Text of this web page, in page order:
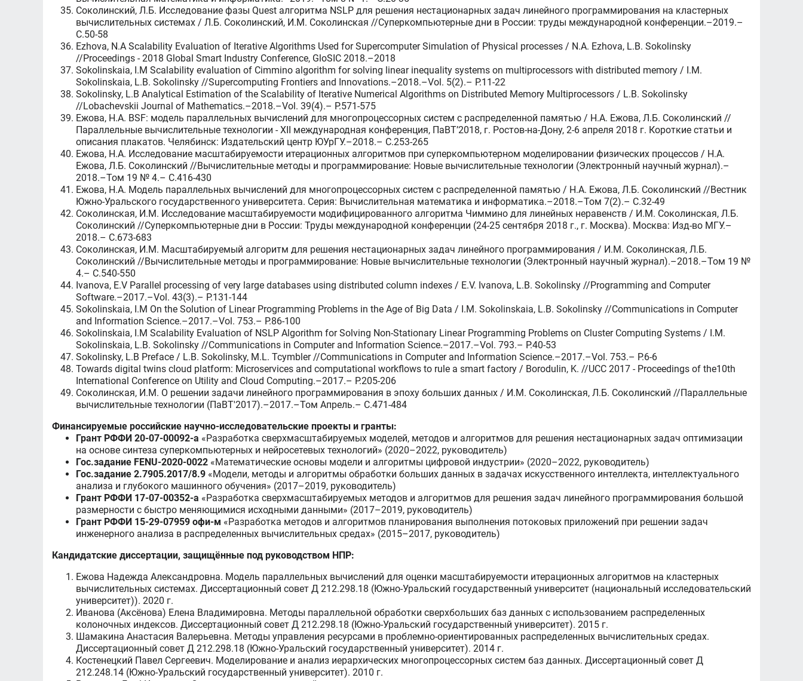
Соколинский, Л.Б. Исследование фазы Quest алгоритма NSLP для решения нестационарных задач линейного программирования на кластерных
вычислительных системах / Л.Б. Соколинский, И.М. Соколинская //Суперкомпьютерные дни в России: труды международной конференции.–2019.–
C.50-58
Ezhova, N.A Scalability Evaluation of Iterative Algorithms Used for Supercomputer Simulation of Physical processes / N.A. Ezhova, L.B. Sokolinsky
//Proceedings - 2018 Global Smart Industry Conference, GloSIC 2018.–2018
Sokolinskaia, I.M Scalability evaluation of Cimmino algorithm for solving linear inequality systems on multiprocessors with distributed memory / I.M.
Sokolinskaia, L.B. Sokolinsky //Supercomputing Frontiers and Innovations.–2018.–Vol. 5(2).– P.11-22
Sokolinsky, L.B Analytical Estimation of the Scalability of Iterative Numerical Algorithms on Distributed Memory Multiprocessors / L.B. Sokolinsky
//Lobachevskii Journal of Mathematics.–2018.–Vol. 39(4).– P.571-575
Ежова, Н.А. BSF: модель параллельных вычислений для многопроцессорных систем с распределенной памятью / Н.А. Ежова, Л.Б. Соколинский //
Параллельные вычислительные технологии - XII международная конференция, ПаВТ’2018, г. Ростов-на-Дону, 2-6 апреля 2018 г. Короткие статьи и
описания плакатов. Челябинск: Издательский центр ЮУрГУ.–2018.– C.253-265
Ежова, Н.А. Исследование масштабируемости итерационных алгоритмов при суперкомпьютерном моделировании физических процессов / Н.А.
Ежова, Л.Б. Соколинский //Вычислительные методы и программирование: Новые вычислительные технологии (Электронный научный журнал).–
2018.–Том 19 № 4.– C.416-430
Ежова, Н.А. Модель параллельных вычислений для многопроцессорных систем с распределенной памятью / Н.А. Ежова, Л.Б. Соколинский //Вестник
Южно-Уральского государственного университета. Серия: Вычислительная математика и информатика.–2018.–Том 7(2).– C.32-49
Соколинская, И.М. Исследование масштабируемости модифицированного алгоритма Чиммино для линейных неравенств / И.М. Соколинская, Л.Б.
Соколинский //Суперкомпьютерные дни в России: Труды международной конференции (24-25 сентября 2018 г., г. Москва). Москва: Изд-во МГУ.–
2018.– C.673-683
Соколинская, И.М. Масштабируемый алгоритм для решения нестационарных задач линейного программирования / И.М. Соколинская, Л.Б.
Соколинский //Вычислительные методы и программирование: Новые вычислительные технологии (Электронный научный журнал).–2018.–Том 19 №
4.– C.540-550
Ivanova, E.V Parallel processing of very large databases using distributed column indexes / E.V. Ivanova, L.B. Sokolinsky //Programming and Computer
Software.–2017.–Vol. 43(3).– P.131-144
Sokolinskaia, I.M On the Solution of Linear Programming Problems in the Age of Big Data / I.M. Sokolinskaia, L.B. Sokolinsky //Communications in Computer
and Information Science.–2017.–Vol. 753.– P.86-100
Sokolinskaia, I.M Scalability Evaluation of NSLP Algorithm for Solving Non-Stationary Linear Programming Problems on Cluster Computing Systems / I.M.
Sokolinskaia, L.B. Sokolinsky //Communications in Computer and Information Science.–2017.–Vol. 793.– P.40-53
Sokolinsky, L.B Preface / L.B. Sokolinsky, M.L. Tcymbler //Communications in Computer and Information Science.–2017.–Vol. 753.– P.6-6
Towards digital twins cloud platform: Microservices and computational workflows to rule a smart factory / Borodulin, K. //UCC 2017 - Proceedings of the10th
International Conference on Utility and Cloud Computing.–2017.– P.205-206
Соколинская, И.М. О решении задачи линейного программирования в эпоху больших данных / И.М. Соколинская, Л.Б. Соколинский //Параллельные
вычислительные технологии (ПаВТ'2017).–2017.–Том Апрель.– C.471-484
Финансируемые российские научно-исследовательские проекты и гранты:
Грант РФФИ 20-07-00092-а «Разработка сверхмасштабируемых моделей, методов и алгоритмов для решения нестационарных задач оптимизации
на основе синтеза суперкомпьютерных и нейросетевых технологий» (2020–2022, руководитель)
Гос.задание FENU-2020-0022 «Математические основы модели и алгоритмы цифровой индустрии» (2020–2022, руководитель)
Гос.задание 2.7905.2017/8.9 «Модели, методы и алгоритмы обработки больших данных в задачах искусственного интеллекта, интеллектуального
анализа и глубокого машинного обучения» (2017–2019, руководитель)
Грант РФФИ 17-07-00352-а «Разработка сверхмасштабируемых методов и алгоритмов для решения задач линейного программирования большой
размерности с быстро меняющимися исходными данными» (2017–2019, руководитель)
Грант РФФИ 15-29-07959 офи-м «Разработка методов и алгоритмов планирования выполнения потоковых приложений при решении задач
инженерного анализа в распределенных вычислительных средах» (2015–2017, руководитель)
Кандидатские диссертации, защищённые под руководством НПР:
Ежова Надежда Александровна. Модель параллельных вычислений для оценки масштабируемости итерационных алгоритмов на кластерных
вычислительных системах. Диссертационный совет Д 212.298.18 (Южно-Уральский государственный университет (национальный исследовательский
университет)). 2020 г.
Иванова (Аксёнова) Елена Владимировна. Методы параллельной обработки сверхбольших баз данных с использованием распределенных
колоночных индексов. Диссертационный совет Д 212.298.18 (Южно-Уральский государственный университет). 2015 г.
Шамакина Анастасия Валерьевна. Методы управления ресурсами в проблемно-ориентированных распределенных вычислительных средах.
Диссертационный совет Д 212.298.18 (Южно-Уральский государственный университет). 2014 г.
Костенецкий Павел Сергеевич. Моделирование и анализ иерархических многопроцессорных систем баз данных. Диссертационный совет Д
212.248.14 (Южно-Уральский государственный университет). 2010 г.